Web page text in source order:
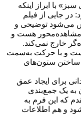
با ابراز اینکه
در جایی از فیلم
می‌شود توضیحی و
مشاهده‌محور هست و
خارج نمی‌کند.
و با حرکت به‌سمت
ساختن ستون‌های
برای ایجاد عمق
به یک جمع‌بندی
که این فرم به
و هم اطلاعات